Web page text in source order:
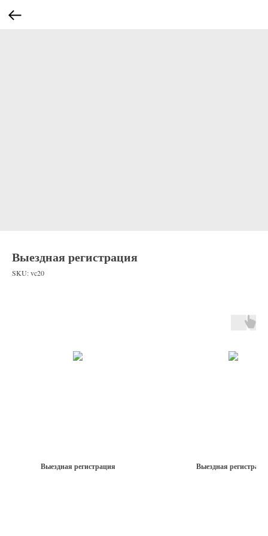
Выездная регистрация
SKU:vc20
Выездная регистрация Выездная